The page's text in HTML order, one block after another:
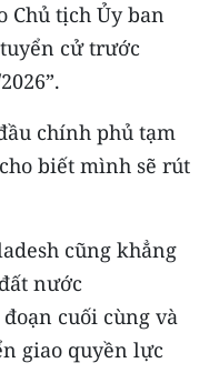
Chủ tịch Ủy ban
cử trước
chính phủ tạm
biết mình sẽ rút
cũng khẳng
nước
cuối cùng và
giao quyền lực